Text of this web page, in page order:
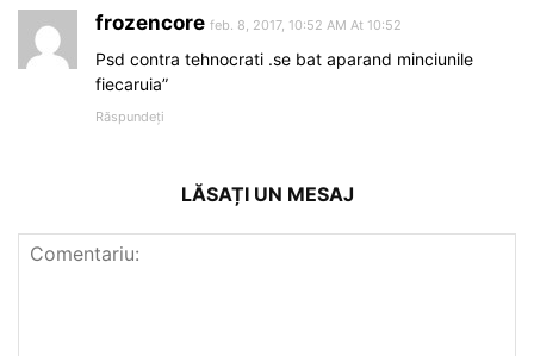
frozencore feb. 8, 2017, 10:52 AM At 10:52
Psd contra tehnocrati .se bat aparand minciunile
fiecaruia”
Răspundeți
LĂSAȚI UN MESAJ